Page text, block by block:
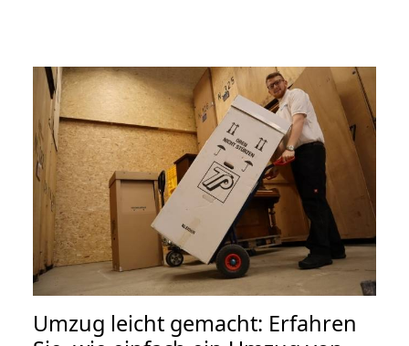
Umzug leicht gemacht: Erfahren